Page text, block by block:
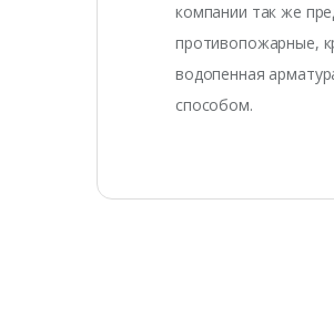
компании так же
противопожарные,
водопенная
способом.